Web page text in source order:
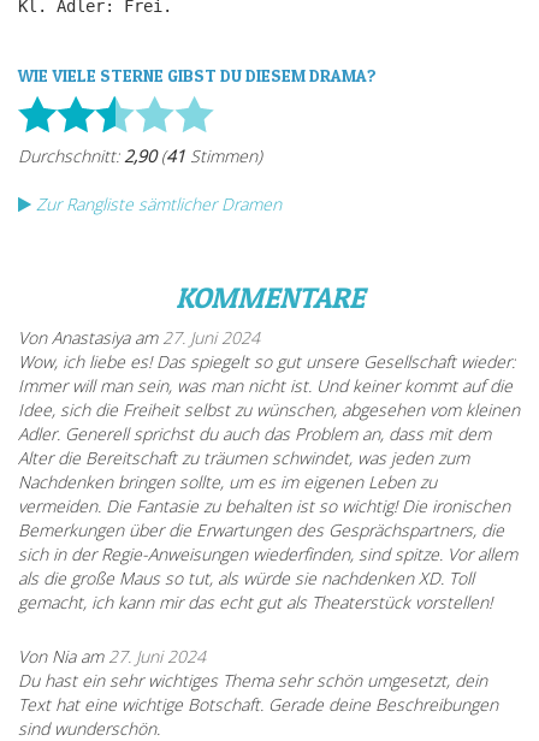
Kl. Adler: Frei.
WIE VIELE STERNE GIBST DU DIESEM DRAMA?
Zur Rangliste sämtlicher Dramen
KOMMENTARE
Von Anastasiya am 27. Juni 2024
Wow, ich liebe es! Das spiegelt so gut unsere Gesellschaft wieder:
Immer will man sein, was man nicht ist. Und keiner kommt auf die
Idee, sich die Freiheit selbst zu wünschen, abgesehen vom kleinen
Adler. Generell sprichst du auch das Problem an, dass mit dem
Alter die Bereitschaft zu träumen schwindet, was jeden zum
Nachdenken bringen sollte, um es im eigenen Leben zu
vermeiden. Die Fantasie zu behalten ist so wichtig! Die ironischen
Bemerkungen über die Erwartungen des Gesprächspartners, die
sich in der Regie-Anweisungen wiederfinden, sind spitze. Vor allem
als die große Maus so tut, als würde sie nachdenken XD. Toll
gemacht, ich kann mir das echt gut als Theaterstück vorstellen!
Von Nia am 27. Juni 2024
Du hast ein sehr wichtiges Thema sehr schön umgesetzt, dein
Text hat eine wichtige Botschaft. Gerade deine Beschreibungen
sind wunderschön.